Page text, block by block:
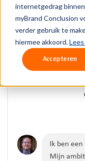
internetgedrag
myBrand Conclusion
verder gebruik te
hiermee akkoord.
Accepteren
Mijn
Ik ben
Mijn